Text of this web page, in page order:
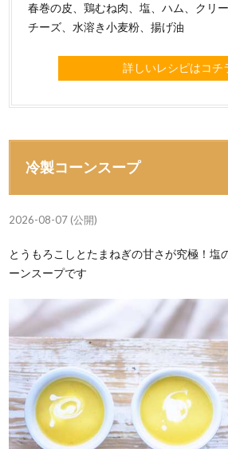
春巻の皮、鶏むね肉、塩、ハム、クリ
チーズ、水溶き小麦粉、揚げ油
詳しいレシピはコチ
冷製コーンスープ
2026-08-07 (公開)
とうもろこしとたまねぎの甘さが究極！塩
ーンスープです